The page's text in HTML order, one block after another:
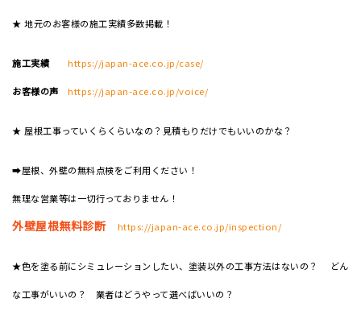
★ 地元のお客様の施工実績多数掲載！
施工実績 https://japan-ace.co.jp/case/
お客様の声 https://japan-ace.co.jp/voice/
★ 屋根工事っていくらくらいなの？見積もりだけでもいいのかな？
➡屋根、外壁の無料点検をご利用ください！
無理な営業等は一切行っておりません！
外壁屋根無料診断 https://japan-ace.co.jp/inspection/
★色を塗る前にシミュレーションしたい、塗装以外の工事方法はないの？ どん
な工事がいいの？ 業者はどうやって選べばいいの？